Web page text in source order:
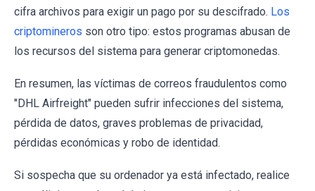
cifra archivos para exigir un pago por su descifrado. Los
criptomineros son otro tipo: estos programas abusan de
los recursos del sistema para generar criptomonedas.
En resumen, las víctimas de correos fraudulentos como
"DHL Airfreight" pueden sufrir infecciones del sistema,
pérdida de datos, graves problemas de privacidad,
pérdidas económicas y robo de identidad.
Si sospecha que su ordenador ya está infectado, realice